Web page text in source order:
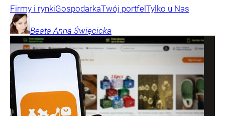
Firmy i rynkiGospodarkaTwój portfel Tylko u Nas
Beata Anna Święcicka